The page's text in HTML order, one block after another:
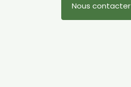
Nous contacter